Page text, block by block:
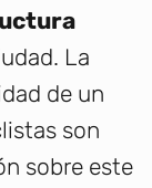
La
de un
son
sobre este